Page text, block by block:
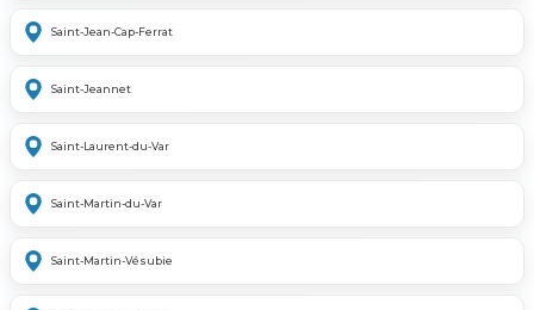
Saint-Jean-Cap-Ferrat
Saint-Jeannet
Saint-Laurent-du-Var
Saint-Martin-du-Var
Saint-Martin-Vésubie